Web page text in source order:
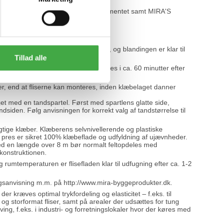
Tillad alle
gældende regler jf. Bygningsreglementet samt MIRA'S
liter rent vand til en klumpfri masse, og blandingen er klar til
tempereret. Klæberen kan anvendes i ca. 60 minutter efter
end at fliserne kan monteres, inden klæbelaget danner
med en tandspartel. Først med spartlens glatte side,
Følg anvisningen for korrekt valg af tandstørrelse til
klæber. Klæberens selvnivellerende og plastiske
er sikret 100% klæbeflade og udfyldning af ujævnheder.
en længde over 8 m bør normalt feltopdeles med
rumtemperaturen er flisefladen klar til udfugning efter ca. 1-2
m.m. på http://www.mira-byggeprodukter.dk
kræves optimal trykfordeling og elasticitet – f.eks. til
storformat fliser, samt på arealer der udsættes for tung
f.eks. i industri- og forretningslokaler hvor der køres med